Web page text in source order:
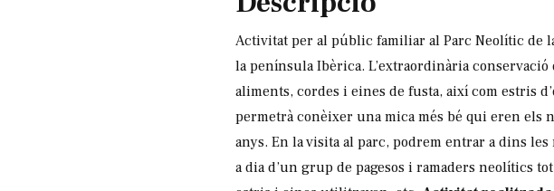
Activitat per al públic familiar al Parc Neolític de
la península Ibèrica. L’extraordinària
aliments, cordes i eines de fusta, així com estris
permetrà conèixer una mica més bé qui eren els
anys. En la visita al parc, podrem entrar a dins
a dia d’un grup de pagesos i ramaders neolítics